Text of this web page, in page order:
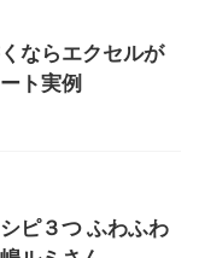
ならエクセルが
ト実例
ピ３つ ふわふわ